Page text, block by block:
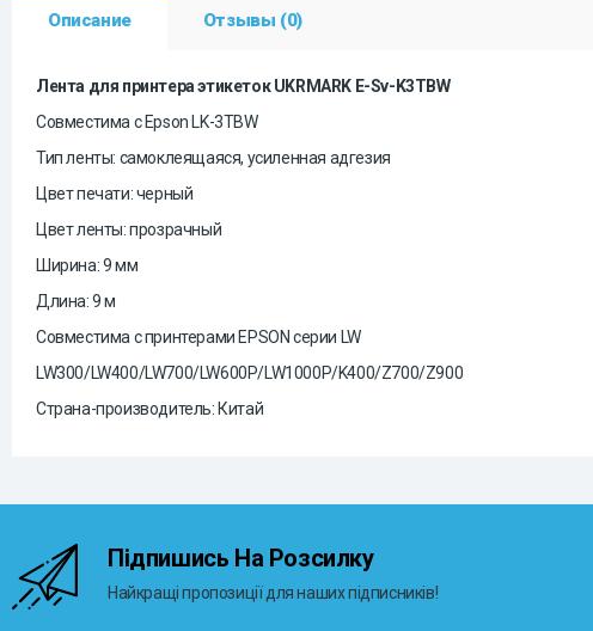
Описание Отзывы (0)
Лента для принтера этикеток UKRMARK E-Sv- K3TBW
Совместима с Epson LK-3TBW
Тип ленты: самоклеящаяся, усиленная адгезия
Цвет печати: черный
Цвет ленты: прозрачный
Ширина: 9 мм
Длина: 9 м
Совместима с принтерами EPSON серии LW
LW300/LW400/LW700/LW600P/LW1000P/K400/Z700/Z900
Страна-производитель: Китай
Підпишись На Розсилку
Найкращі пропозиції для наших підписників!